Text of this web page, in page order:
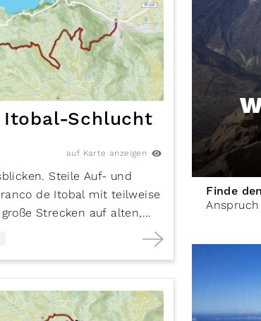
Itobal-Schlucht
auf Karte anzeigen
Steile Auf- und
de Itobal mit teilweise
Strecken auf alten,
und einer guten
Finde